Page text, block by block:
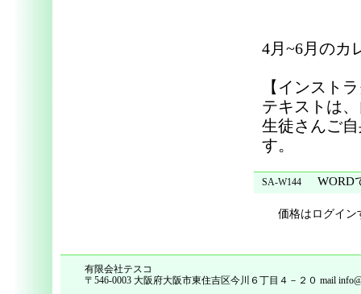
4月~6月のカ
【インスト
テキストは
生徒さんご
す。
SA-W144 WORD
価格はログイン
有限会社テスコ
〒546-0003 大阪府大阪市東住吉区今川６丁目４－２０ mail